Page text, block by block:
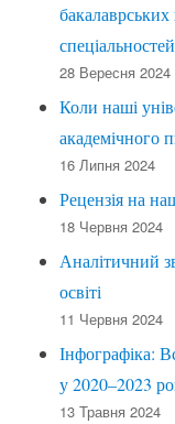
спеціальностей
28 Вересня 2024
Коли наші
академічного
16 Липня 2024
Рецензія на
18 Червня 2024
Аналітичний
освіті
11 Червня 2024
Інфографіка:
у 2020–2023
13 Травня 2024